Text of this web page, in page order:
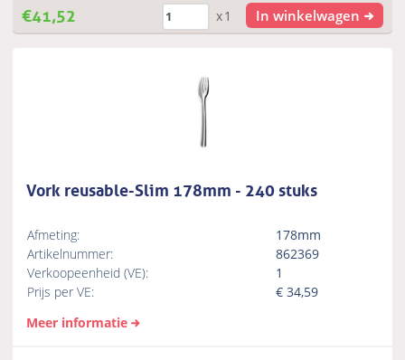
€41,52 x1 In winkelwagen
Vork reusable-Slim 178mm - 240 stuks
Afmeting:
178mm
Artikelnummer:
862369
Verkoopeenheid (VE):
1
Prijs per VE:
€34,59
Meer informatie